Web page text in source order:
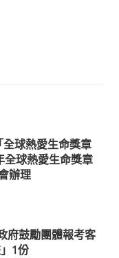
球熱愛生命獎章
全球熱愛生命獎章
辦理
府鼓勵團體報考客
1份